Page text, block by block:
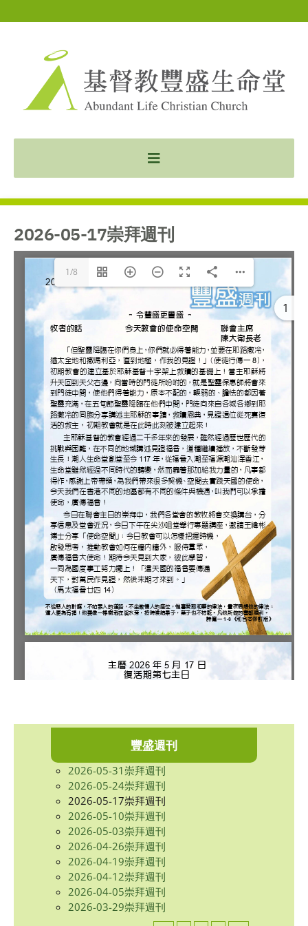
2026-05-17崇拜週刊
1/8
1
豐盛週刊
2026-05-31崇拜週刊
2026-05-24崇拜週刊
2026-05-17崇拜週刊
2026-05-10崇拜週刊
2026-05-03崇拜週刊
2026-04-26崇拜週刊
2026-04-19崇拜週刊
2026-04-12崇拜週刊
2026-04-05崇拜週刊
2026-03-29崇拜週刊